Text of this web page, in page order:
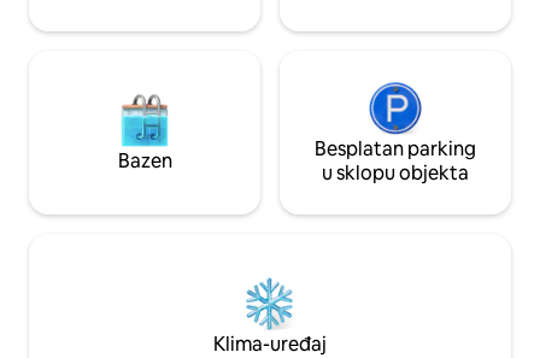
Bazen
Besplatan parking
u sklopu objekta
Klima-uređaj